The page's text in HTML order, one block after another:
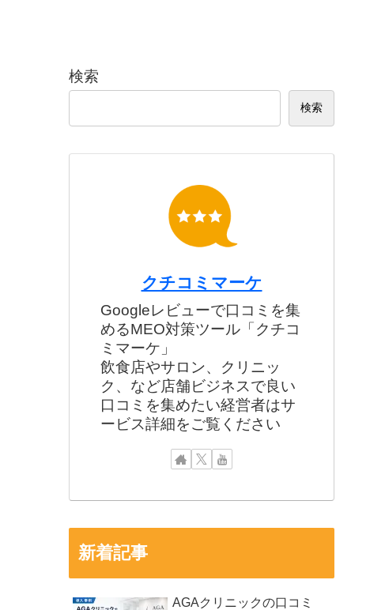
検索
検索
クチコミマーケ
Googleレビューで口コミを集
めるMEO対策ツール「クチコ
ミマーケ」
飲食店やサロン、クリニッ
ク、など店舗ビジネスで良い
口コミを集めたい経営者はサ
ービス詳細をご覧ください
新着記事
AGAクリニックの口コミ